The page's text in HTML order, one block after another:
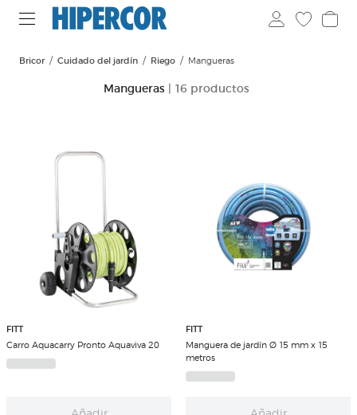
Bricor Cuidado del jardín Riego Mangueras
Mangueras | 16 productos
FITT
Carro Aquacarry Pronto Aquaviva 20
FITT
Manguera de jardín Ø 15 mm x 15
metros